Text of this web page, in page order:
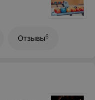
Отзывы6